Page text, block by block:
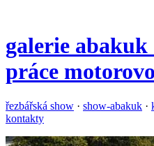
galerie abakuk
práce
řezbářská show · show-abakuk ·
kontakty